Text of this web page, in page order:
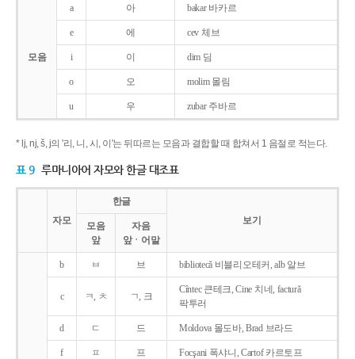
모음
a 아 bakar 바카르
e 에 cev 체브
i 이 dim 딤
o 오 molim 몰림
u 우 zubar 주바르
* lj, nj, š, j의 '리, 니, 시, 이'는 뒤따르는 모음과 결합할 때 합쳐서 1 음절로 적는다.
표 9 루마니아어 자모와 한글 대조표
자모
한글
보기
모음
앞
자음
앞ㆍ어말
b ㅂ 브 bibliotecǎ 비블리오테커, alb 알브
c ㅋ, ㅊ ㄱ, 크
Cîntec 큰테크, Cine 치네, facturǎ
팍투러
d ㄷ 드 Moldova 몰도바, Brad 브라드
f ㅍ 프 Focşani 폭샤니, Cartof 카르토프